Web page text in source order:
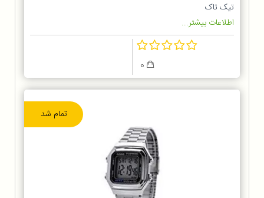
تیک تاک
اطلاعات بیشتر...
تمام شد